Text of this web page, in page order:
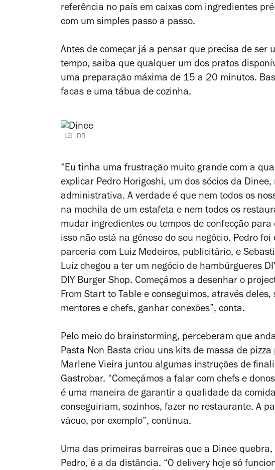
referência no país em caixas com ingredientes
com um simples passo a passo.
Antes de começar já a pensar que precisa de ser
tempo, saiba que qualquer um dos pratos
uma preparação máxima de 15 a 20 minutos.
facas e uma tábua de cozinha.
DR
“Eu tinha uma frustração muito grande com a
explicar Pedro Horigoshi, um dos sócios da
administrativa. A verdade é que nem todos os
na mochila de um estafeta e nem todos os
mudar ingredientes ou tempos de confecção
isso não está na génese do seu negócio. Pedro
parceria com Luiz Medeiros, publicitário, e
Luiz chegou a ter um negócio de hambúrgueres
DIY Burger Shop. Começámos a desenhar o
From Start to Table e conseguimos, através
mentores e chefs, ganhar conexões”, conta.
Pelo meio do brainstorming, perceberam que
Pasta Non Basta criou uns kits de massa de
Marlene Vieira juntou algumas instruções de
Gastrobar. “Começámos a falar com chefs e
é uma maneira de garantir a qualidade da
conseguiriam, sozinhos, fazer no restaurante. A
vácuo, por exemplo”, continua.
Uma das primeiras barreiras que a Dinee
Pedro, é a da distância. “O delivery hoje só